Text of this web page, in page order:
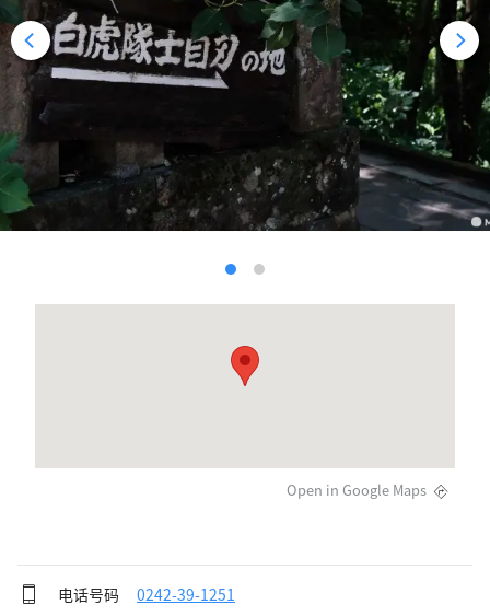
Open in Google Maps
电话号码 0242-39-1251